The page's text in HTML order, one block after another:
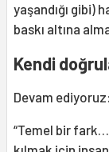
yaşandığı gibi)
baskı altına
Kendi
Devam ediyoruz:
“Temel bir fark…